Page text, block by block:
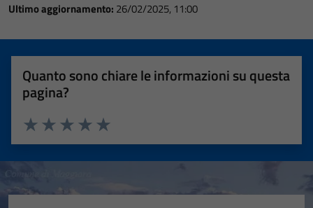
Ultimo aggiornamento: 26/02/2025, 11:00
Quanto sono chiare le informazioni su questa
pagina?
Valuta 5 stelle su 5
Valuta 4 stelle su 5
Valuta 3 stelle su 5
Valuta 2 stelle su 5
Valuta 1 stelle su 5